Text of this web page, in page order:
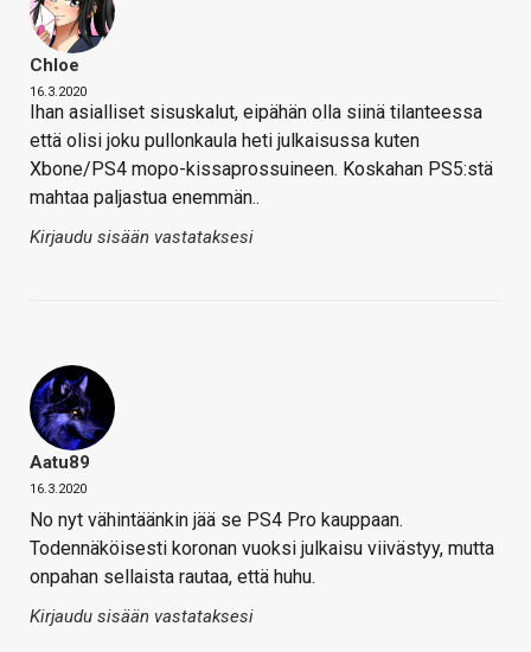
Chloe
16.3.2020
Ihan asialliset sisuskalut, eipähän olla siinä tilanteessa
että olisi joku pullonkaula heti julkaisussa kuten
Xbone/PS4 mopo-kissaprossuineen. Koskahan PS5:stä
mahtaa paljastua enemmän..
Kirjaudu sisään vastataksesi
Aatu89
16.3.2020
No nyt vähintäänkin jää se PS4 Pro kauppaan.
Todennäköisesti koronan vuoksi julkaisu viivästyy, mutta
onpahan sellaista rautaa, että huhu.
Kirjaudu sisään vastataksesi